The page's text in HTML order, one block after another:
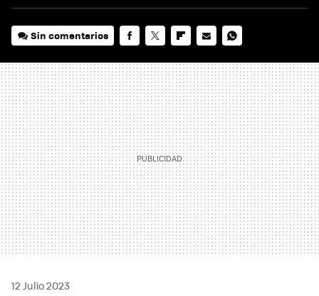
Sin comentarios
MAIL
12 Julio 2023